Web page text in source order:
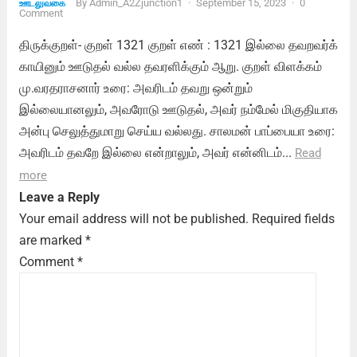
ஊடலுவகை By Admin_A2Zjunction1 · September 15, 2023 · 0
Comment
திருக்குறள்- குறள் 1321 குறள் எண் : 1321 இல்லை தவறவர்க்
காயினும் ஊடுதல் வல்ல தவரளிக்கும் ஆறு. குறள் விளக்கம்
மு.வரதராசனார் உரை: அவரிடம் தவறு ஒன்றும்
இல்லையானலும், அவரோடு ஊடுதல், அவர் நம்மேல் மிகுதியாக
அன்பு செலுத்துமாறு செய்ய வல்லது. சாலமன் பாப்பையா உரை:
அவரிடம் தவறே இல்லை என்றாலும், அவர் என்னிடம்... Read
more
Leave a Reply
Your email address will not be published. Required fields
are marked *
Comment *